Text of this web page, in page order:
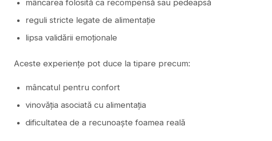
mâncarea folosită ca recompensă sau pedeapsă
reguli stricte legate de alimentație
lipsa validării emoționale
Aceste experiențe pot duce la tipare precum:
mâncatul pentru confort
vinovăția asociată cu alimentația
dificultatea de a recunoaște foamea reală